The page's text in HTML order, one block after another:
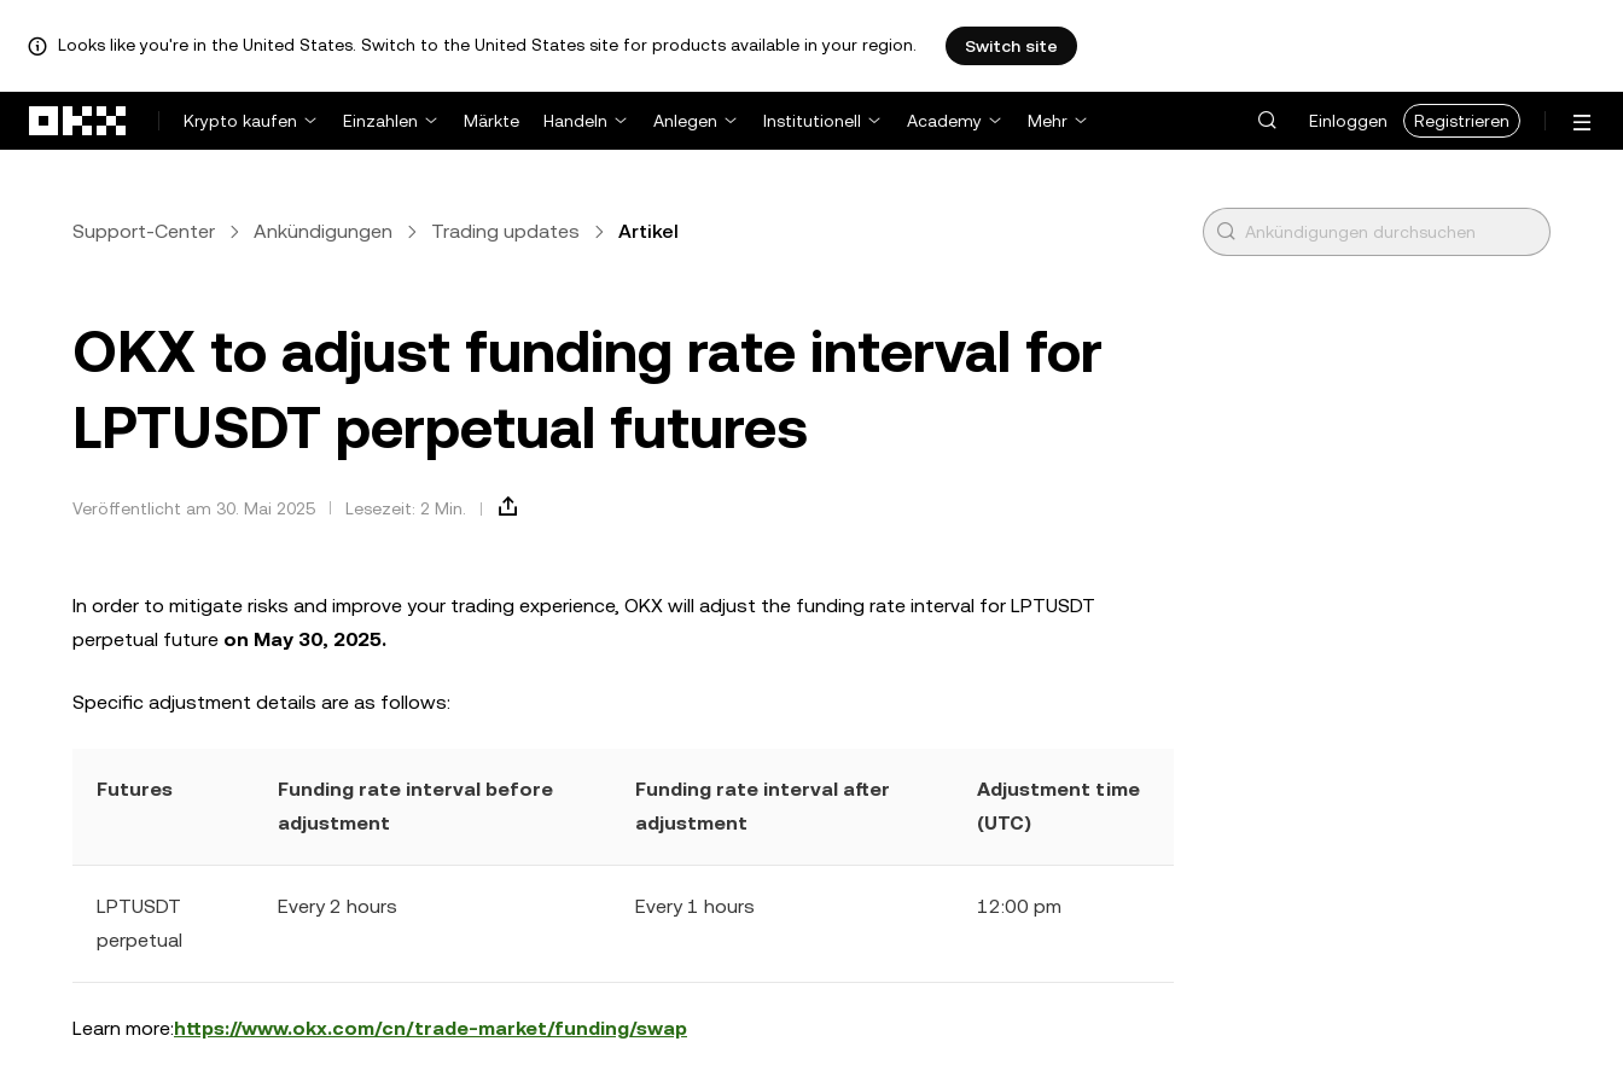
Looks like you're in the United States. Switch to the United States site for products available in your region. Switch site
Krypto kaufen
Einzahlen Märkte Handeln Anlegen Institutionell Academy Mehr Einloggen Registrieren
Support-Center Ankündigungen Trading updates Artikel
OKX to adjust funding rate interval for
LPTUSDT perpetual futures
Veröffentlicht am 30. Mai 2025 Lesezeit: 2 Min.
In order to mitigate risks and improve your trading experience, OKX will adjust the funding rate interval for LPTUSDT
perpetual future on May 30, 2025.
Specific adjustment details are as follows:
Futures
Funding rate interval before
adjustment
Funding rate interval after
adjustment
Adjustment time
(UTC)
LPTUSDT
perpetual
Every 2 hours Every 1 hours 12:00 pm
Learn more:https://www.okx.com/cn/trade-market/funding/swap